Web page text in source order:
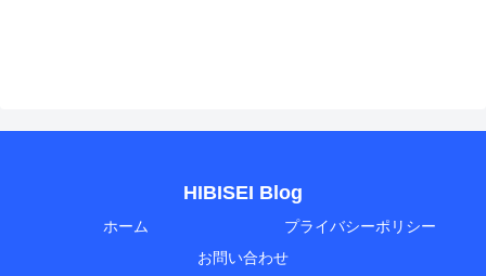
HIBISEI Blog
ホーム
プライバシーポリシー
お問い合わせ